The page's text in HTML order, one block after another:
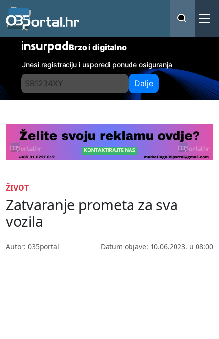
insurpadBrzo i digitalno
Unesi registraciju i usporedi ponude osiguranja
Dalje
ŽIVOT
Zatvaranje prometa za sva
vozila
Autor: 035portal Datum objave: 10.06.2023. u 08:00